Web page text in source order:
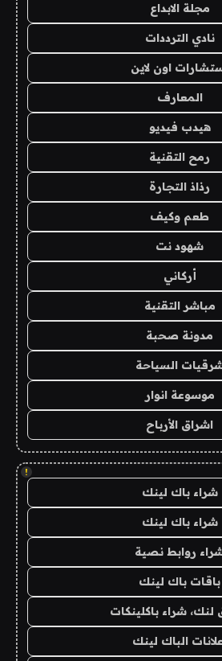
مجلة الابداع
نادي الترددات
اون لاين
المعارف
هيدب فيديو
رمح التقنية
رذاذ التجارة
طعم وكيف
شهود نت
أركاني
مباشر التقنية
مدونة صحبة
السياحة
موسوعة انوار
اشراق الأرباح
!
شراء باك لينك
شراء باك لينك
روابط نصية
باقات باك لينك
لنك، شراء باكلينكات
الباك لينك